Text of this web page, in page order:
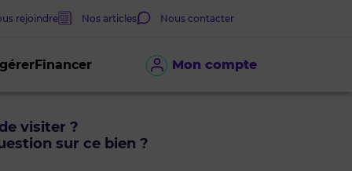
Mon compte
Financer
rejoindre Nos articles Nous contacter
visiter ?
sur ce bien ?